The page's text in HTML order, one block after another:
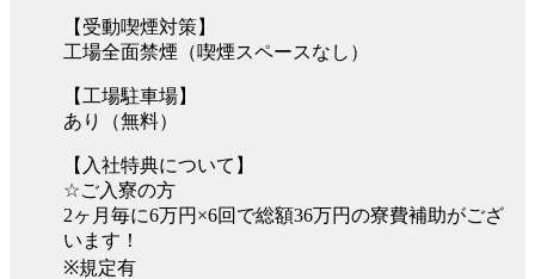
【受動喫煙対策】
工場全面禁煙（喫煙スペースなし）
【工場駐車場】
あり（無料）
【入社特典について】
☆ご入寮の方
2ヶ月毎に6万円×6回で総額36万円の寮費補助がござ
います！
※規定有